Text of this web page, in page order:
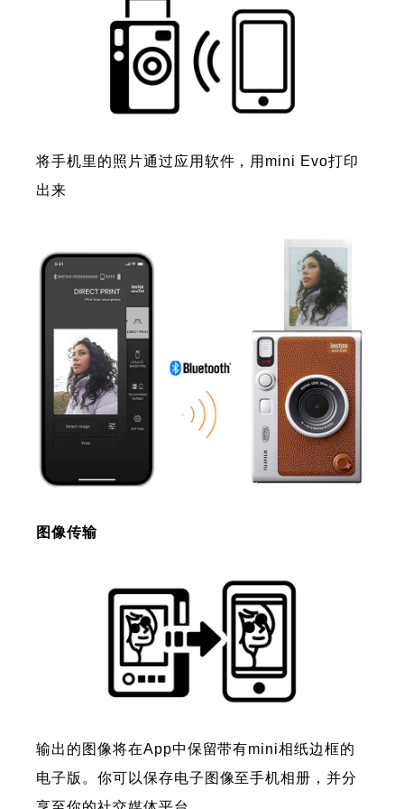
将手机里的照片通过应用软件，用mini Evo打印
出来
图像传输
输出的图像将在App中保留带有mini相纸边框的
电子版。你可以保存电子图像至手机相册，并分